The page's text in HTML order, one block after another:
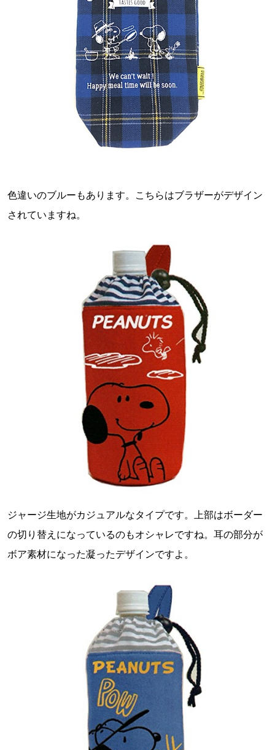
色違いのブルーもあります。こちらはブラザーがデザイン
されていますね。
ジャージ生地がカジュアルなタイプです。上部はボーダー
の切り替えになっているのもオシャレですね。耳の部分が
ボア素材になった凝ったデザインですよ。